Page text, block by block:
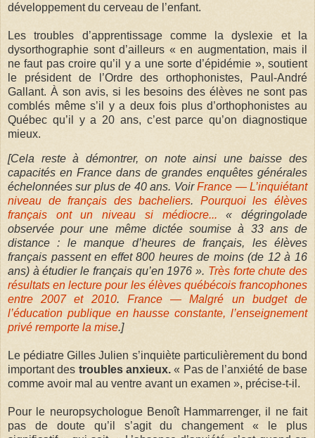
développement du cerveau de l’enfant.
Les troubles d’apprentissage comme la dyslexie et la
dysorthographie sont d’ailleurs « en augmentation, mais il
ne faut pas croire qu’il y a une sorte d’épidémie », soutient
le président de l’Ordre des orthophonistes, Paul-André
Gallant. À son avis, si les besoins des élèves ne sont pas
comblés même s’il y a deux fois plus d’orthophonistes au
Québec qu’il y a 20 ans, c’est parce qu’on diagnostique
mieux.
[Cela reste à démontrer, on note ainsi une baisse des
capacités en France dans de grandes enquêtes générales
échelonnées sur plus de 40 ans. VoirFrance — L’inquiétant
niveau de français des bacheliers. Pourquoi les élèves
français ont un niveau si médiocre... « dégringolade
observée pour une même dictée soumise à 33 ans de
distance : le manque d’heures de français, les élèves
français passent en effet 800 heures de moins (de 12 à 16
ans) à étudier le français qu’en 1976 ». Très forte chute des
résultats en lecture pour les élèves québécois francophones
entre 2007 et 2010. France — Malgré un budget de
l’éducation publique en hausse constante, l’enseignement
privé remporte la mise.]
Le pédiatre Gilles Julien s’inquiète particulièrement du bond
important des troubles anxieux.« Pas de l’anxiété de base
comme avoir mal au ventre avant un examen », précise-t-il.
Pour le neuropsychologue Benoît Hammarrenger, il ne fait
pas de doute qu’il s’agit du changement « le plus